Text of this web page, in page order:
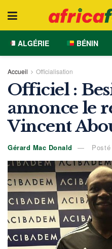
ALGÉRIE BÉNIN
Accueil Officialisation
Officiel :
annonce le
Vincent
Gérard Mac Donald